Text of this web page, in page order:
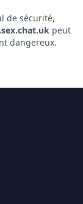
de sécurité,
peut
dangereux.